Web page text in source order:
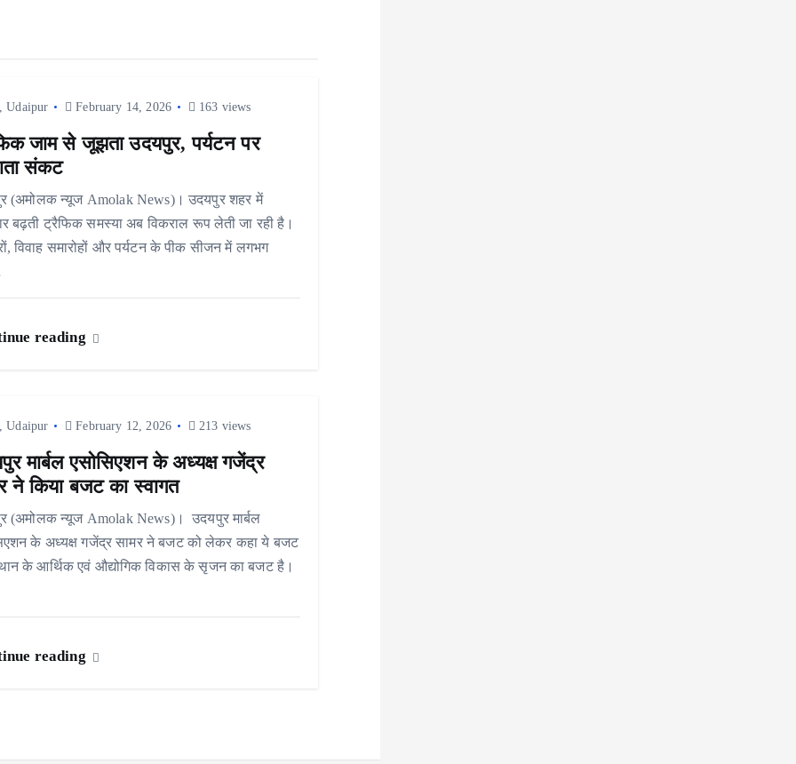
Udaipur February 14, 2026 163 views
जाम से जूझता उदयपुर, पर्यटन पर
संकट
(अमोलक न्यूज Amolak News)। उदयपुर शहर में
बढ़ती ट्रैफिक समस्या अब विकराल रूप लेती जा रही है।
विवाह समारोहों और पर्यटन के पीक सीजन में लगभग
reading
Udaipur February 12, 2026 213 views
मार्बल एसोसिएशन के अध्यक्ष गजेंद्र
ने किया बजट का स्वागत
(अमोलक न्यूज Amolak News)। उदयपुर मार्बल
के अध्यक्ष गजेंद्र सामर ने बजट को लेकर कहा ये बजट
के आर्थिक एवं औद्योगिक विकास के सृजन का बजट है।
reading